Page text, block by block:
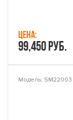
Цена:
99,450 руб.
Модель: SM22003